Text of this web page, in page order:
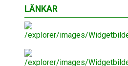
LÄNKAR